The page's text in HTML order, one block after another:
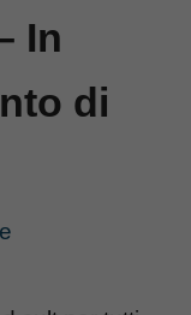
In
di